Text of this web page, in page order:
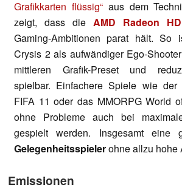
Grafikkarten flüssig“aus dem
zeigt, dass die AMD Radeon
Gaming-Ambitionen parat hält. So
Crysis 2 als aufwändiger Ego-
mittleren Grafik-Preset und
spielbar. Einfachere Spiele wie der
FIFA 11 oder das MMORPG World
ohne Probleme auch bei
gespielt werden. Insgesamt eine
Gelegenheitsspielerohne allzu hohe
Emissionen